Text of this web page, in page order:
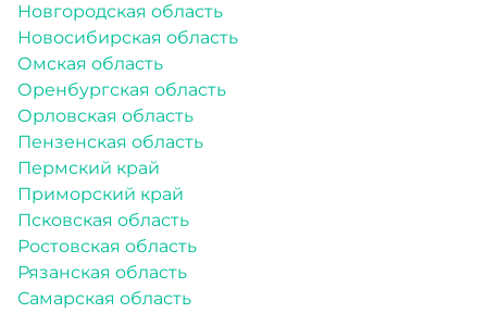
Новгородская область
Новосибирская область
Омская область
Оренбургская область
Орловская область
Пензенская область
Пермский край
Приморский край
Псковская область
Ростовская область
Рязанская область
Самарская область